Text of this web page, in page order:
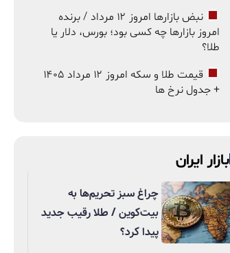
نبض بازارها امروز ۱۲ مرداد / برنده
امروز بازارها چه کسی بود؛ بورس، دلار یا
طلا؟
قیمت طلا و سکه امروز ۱۲ مرداد ۱۴۰۵
+ جدول نرخ ها
بازار ایران
چراغ سبز تحریم‌ها به
بیت‌کوین / طلا رقیب جدید
پیدا کرد؟